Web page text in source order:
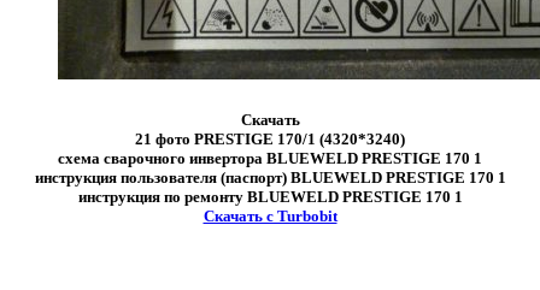
Скачать
21 фото PRESTIGE 170/1 (4320*3240)
схема сварочного инвертора BLUEWELD PRESTIGE 170 1
инструкция пользователя (паспорт) BLUEWELD PRESTIGE 170 1
инструкция по ремонту BLUEWELD PRESTIGE 170 1
Скачать с Turbobit